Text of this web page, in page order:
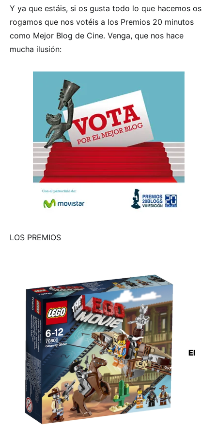
Y ya que estáis, si os gusta todo lo que hacemos os
rogamos que nos votéis a los Premios 20 minutos
como Mejor Blog de Cine. Venga, que nos hace
mucha ilusión:
LOS PREMIOS
El